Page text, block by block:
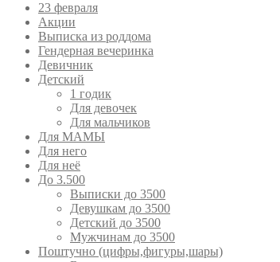
23 февраля
Акции
Выписка из роддома
Гендерная вечеринка
Девичник
Детский
1 годик
Для девочек
Для мальчиков
Для МАМЫ
Для него
Для неё
До 3.500
Выписки до 3500
Девушкам до 3500
Детский до 3500
Мужчинам до 3500
Поштучно (цифры,фигуры,шары)